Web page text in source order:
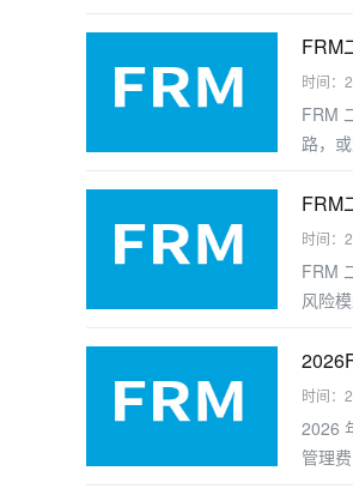
FRM
时间：
FRM
路，
FRM
时间：
FRM
风险
时间：
2026
管理